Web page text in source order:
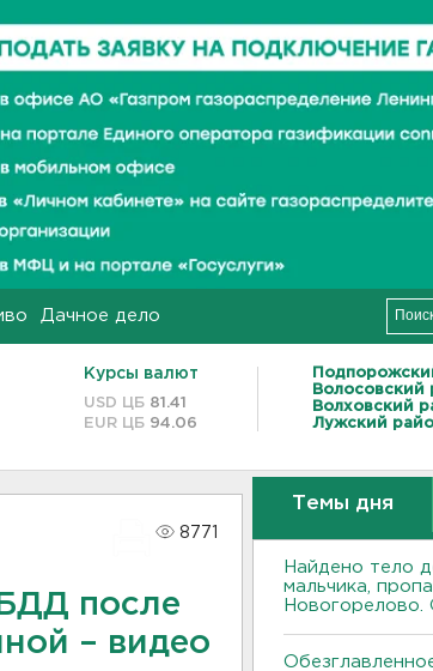
Дачное дело
Курсы валют
USD ЦБ 81.41
EUR ЦБ 94.06
Волосовский
Волховский
Лужский
8771
после
– видео
Темы дня
Найдено тело
мальчика,
Новогорелово.